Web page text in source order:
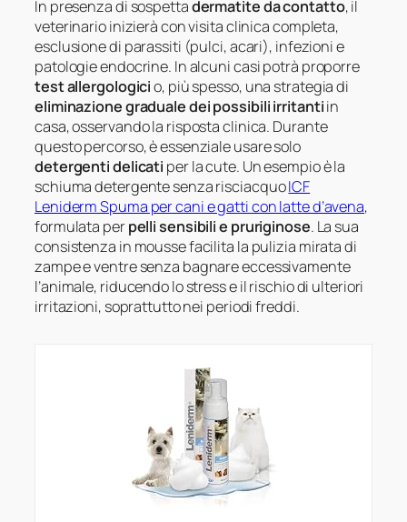
In presenza di sospettadermatite da contatto, il
veterinario inizierà con visita clinica completa,
esclusione di parassiti (pulci, acari), infezioni e
patologie endocrine. In alcuni casi potrà proporre
test allergologicio, più spesso, una strategia di
eliminazione graduale dei possibili irritantiin
casa, osservando la risposta clinica. Durante
questo percorso, è essenziale usare solo
detergenti delicati per la cute. Un esempio è la
schiuma detergente senza risciacquoICF
Leniderm Spuma per cani e gatti con latte d’avena,
formulata perpelli sensibili e pruriginose. La sua
consistenza in mousse facilita la pulizia mirata di
zampe e ventre senza bagnare eccessivamente
l’animale, riducendo lo stress e il rischio di ulteriori
irritazioni, soprattutto nei periodi freddi.